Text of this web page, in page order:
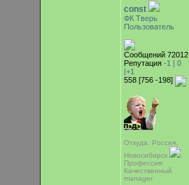
const
ФК Тверь
Пользователь
Сообщений 72012
Репутация -1 | 0
|+1
558 [756 -198]
Откуда: Россия,
Новосибирск
Профессия:
Качественный
manager